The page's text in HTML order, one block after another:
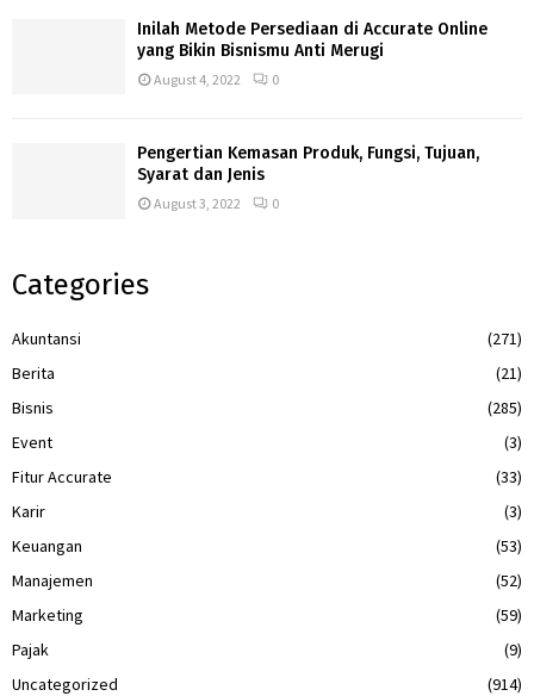
Inilah Metode Persediaan di Accurate Online
yang Bikin Bisnismu Anti Merugi
August 4, 2022 0
Pengertian Kemasan Produk, Fungsi, Tujuan,
Syarat dan Jenis
August 3, 2022 0
Categories
Akuntansi
(271)
Berita
(21)
Bisnis
(285)
Event
(3)
Fitur Accurate
(33)
Karir
(3)
Keuangan
(53)
Manajemen
(52)
Marketing
(59)
Pajak
(9)
Uncategorized
(914)